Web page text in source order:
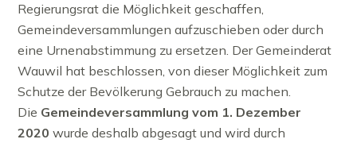
Regierungsrat die Möglichkeit geschaffen,
Gemeindeversammlungen aufzuschieben oder durch
eine Urnenabstimmung zu ersetzen. Der Gemeinderat
Wauwil hat beschlossen, von dieser Möglichkeit zum
Schutze der Bevölkerung Gebrauch zu machen.
Die Gemeindeversammlung vom 1. Dezember
2020 wurde deshalb abgesagt und wird durch